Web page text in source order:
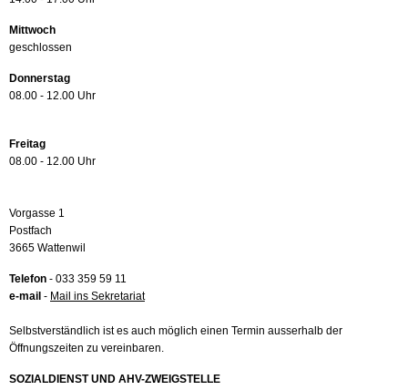
Mittwoch
geschlossen
Donnerstag
08.00 - 12.00 Uhr
Freitag
08.00 - 12.00 Uhr
Vorgasse 1
Postfach
3665 Wattenwil
Telefon - 033 359 59 11
e-mail - Mail ins Sekretariat
Selbstverständlich ist es auch möglich einen Termin ausserhalb der
Öffnungszeiten zu vereinbaren.
SOZIALDIENST UND AHV-ZWEIGSTELLE